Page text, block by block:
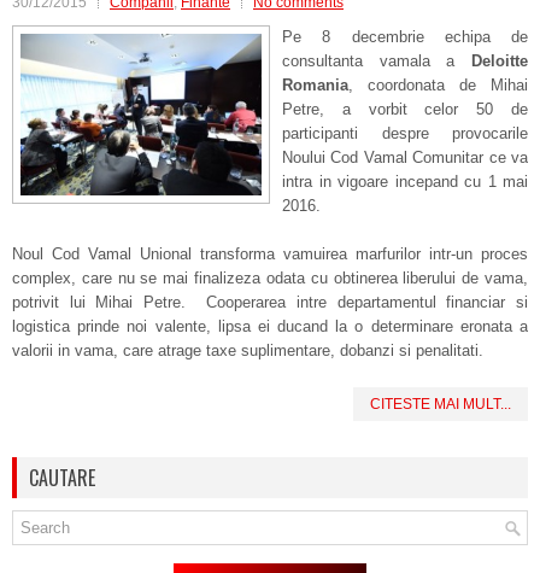
Pe 8 decembrie echipa de
consultanta vamala a
Deloitte
Romania, coordonata de Mihai
Petre, a vorbit celor 50 de
participanti despre provocarile
Noului Cod Vamal Comunitar ce va
intra in vigoare incepand cu 1 mai
2016.
Noul Cod Vamal Unional transforma vamuirea marfurilor intr-un proces
complex, care nu se mai finalizeza odata cu obtinerea liberului de vama,
potrivit lui Mihai Petre. Cooperarea intre departamentul financiar si
logistica prinde noi valente, lipsa ei ducand la o determinare eronata a
valorii in vama, care atrage taxe suplimentare, dobanzi si penalitati.
CITESTE MAI MULT...
CAUTARE